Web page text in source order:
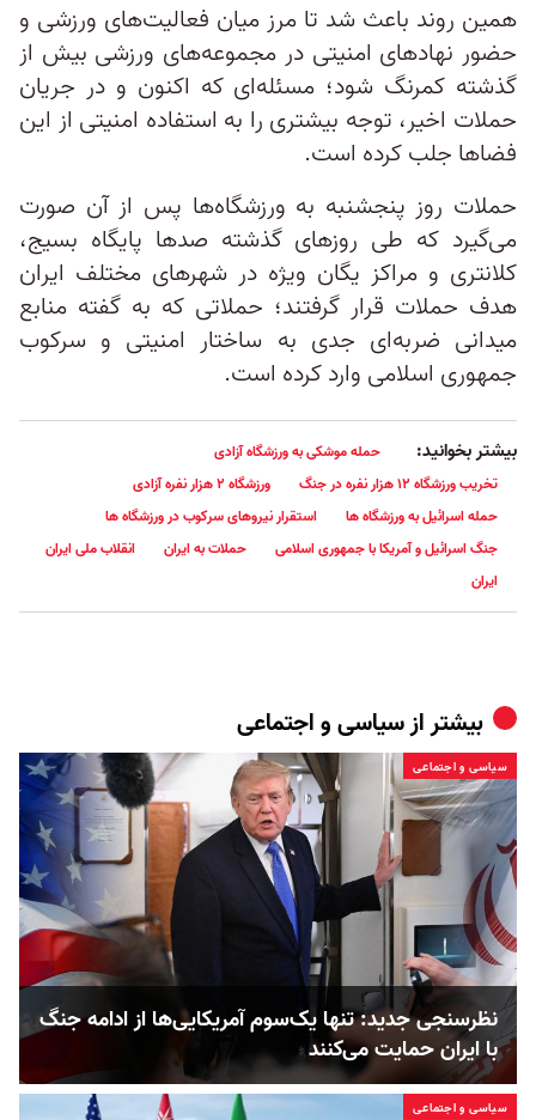
همین روند باعث شد تا مرز میان فعالیت‌های ورزشی و
حضور نهادهای امنیتی در مجموعه‌های ورزشی بیش از
گذشته کمرنگ شود؛ مسئله‌ای که اکنون و در جریان
حملات اخیر، توجه بیشتری را به استفاده امنیتی از این
فضاها جلب کرده است.
حملات روز پنجشنبه به ورزشگاه‌ها پس از آن صورت
می‌گیرد که طی روزهای گذشته صدها پایگاه بسیج،
کلانتری و مراکز یگان ویژه در شهرهای مختلف ایران
هدف حملات قرار گرفتند؛ حملاتی که به گفته منابع
میدانی ضربه‌ای جدی به ساختار امنیتی و سرکوب
جمهوری اسلامی وارد کرده است.
بیشتر بخوانید:
حمله موشکی به ورزشگاه آزادی
تخریب ورزشگاه ۱۲ هزار نفره در جنگ
ورزشگاه ۲ هزار نفره آزادی
حمله اسرائیل به ورزشگاه ها
استقرار نیروهای سرکوب در ورزشگاه ها
جنگ اسرائیل و آمریکا با جمهوری اسلامی
حملات به ایران
انقلاب ملی ایران
ایران
بیشتر ازسیاسی و اجتماعی
سیاسی و اجتماعی
نظرسنجی جدید: تنها یک‌سوم آمریکایی‌ها از ادامه جنگ
با ایران حمایت می‌کنند
سیاسی و اجتماعی